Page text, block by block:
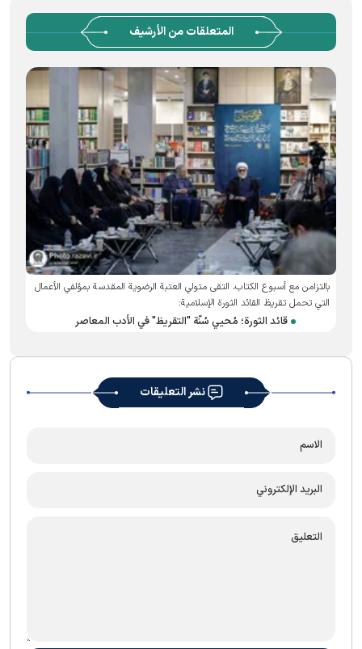
المتعلقات من الأرشيف
بالتزامن مع أسبوع الكتاب، التقى متولي العتبة الرضوية المقدسة بمؤلفي الأعمال
التي تحمل تقريظ القائد الثورة الإسلامية:
قائد الثورة؛ مُحيي سُنّة "التقريظ" في الأدب المعاصر
نشر التعليقات